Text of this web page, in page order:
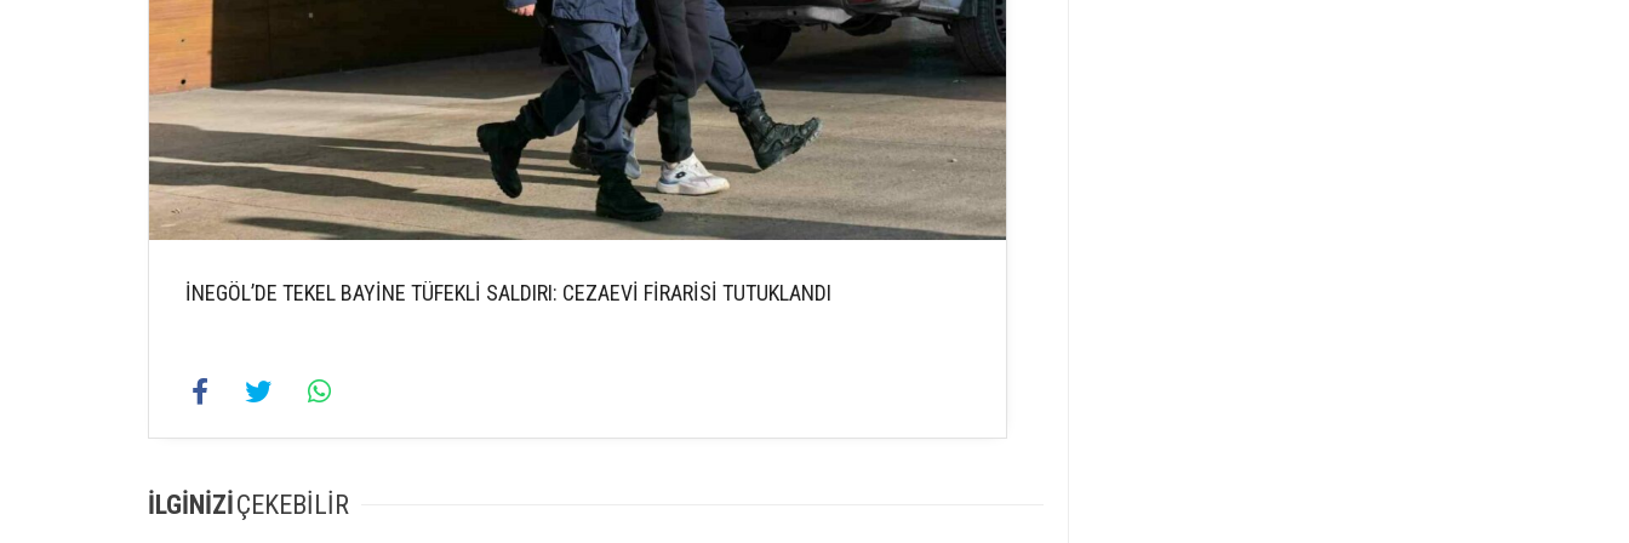
İNEGÖL’DE TEKEL BAYİNE TÜFEKLİ SALDIRI: CEZAEVİ FİRARİSİ TUTUKLANDI
İLGİNİZİÇEKEBİLİR